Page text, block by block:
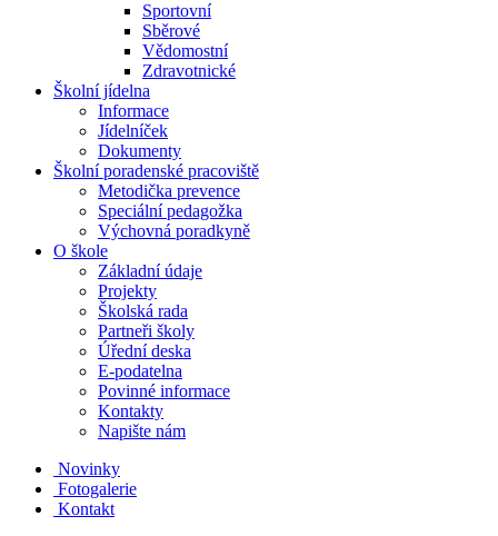
Sportovní
Sběrové
Vědomostní
Zdravotnické
Školní jídelna
Informace
Jídelníček
Dokumenty
Školní poradenské pracoviště
Metodička prevence
Speciální pedagožka
Výchovná poradkyně
O škole
Základní údaje
Projekty
Školská rada
Partneři školy
Úřední deska
E-podatelna
Povinné informace
Kontakty
Napište nám
Novinky
Fotogalerie
Kontakt